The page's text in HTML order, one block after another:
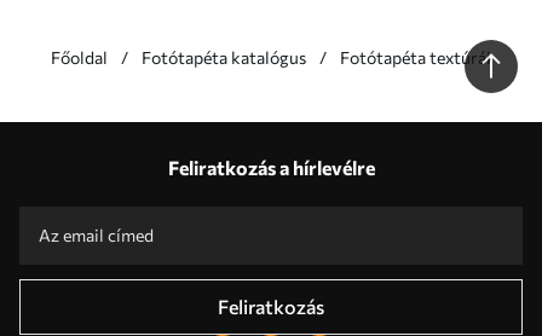
Főoldal Fotótapéta katalógus Fotótapéta textúrák
Gyártás egyedi méretek szerint
Promo kódok kedvezményekkel rendelni!
Feliratkozás a hírlevélre
Feliratkozás